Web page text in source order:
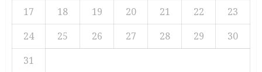
17
18 19 20 21 22
23
24
25 26 27 28 29
30
31